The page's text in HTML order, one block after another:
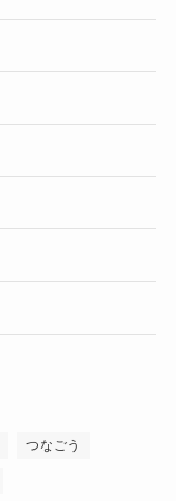
つなごう